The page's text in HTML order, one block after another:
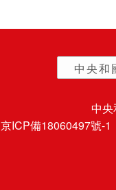
中央和
中
京ICP備18060497號-1